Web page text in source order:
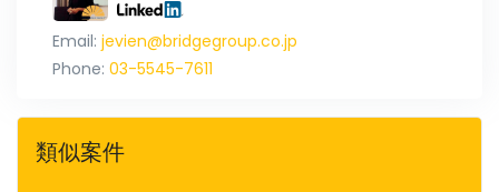
Email: jevien@bridgegroup.co.jp
Phone: 03-5545-7611
類似案件